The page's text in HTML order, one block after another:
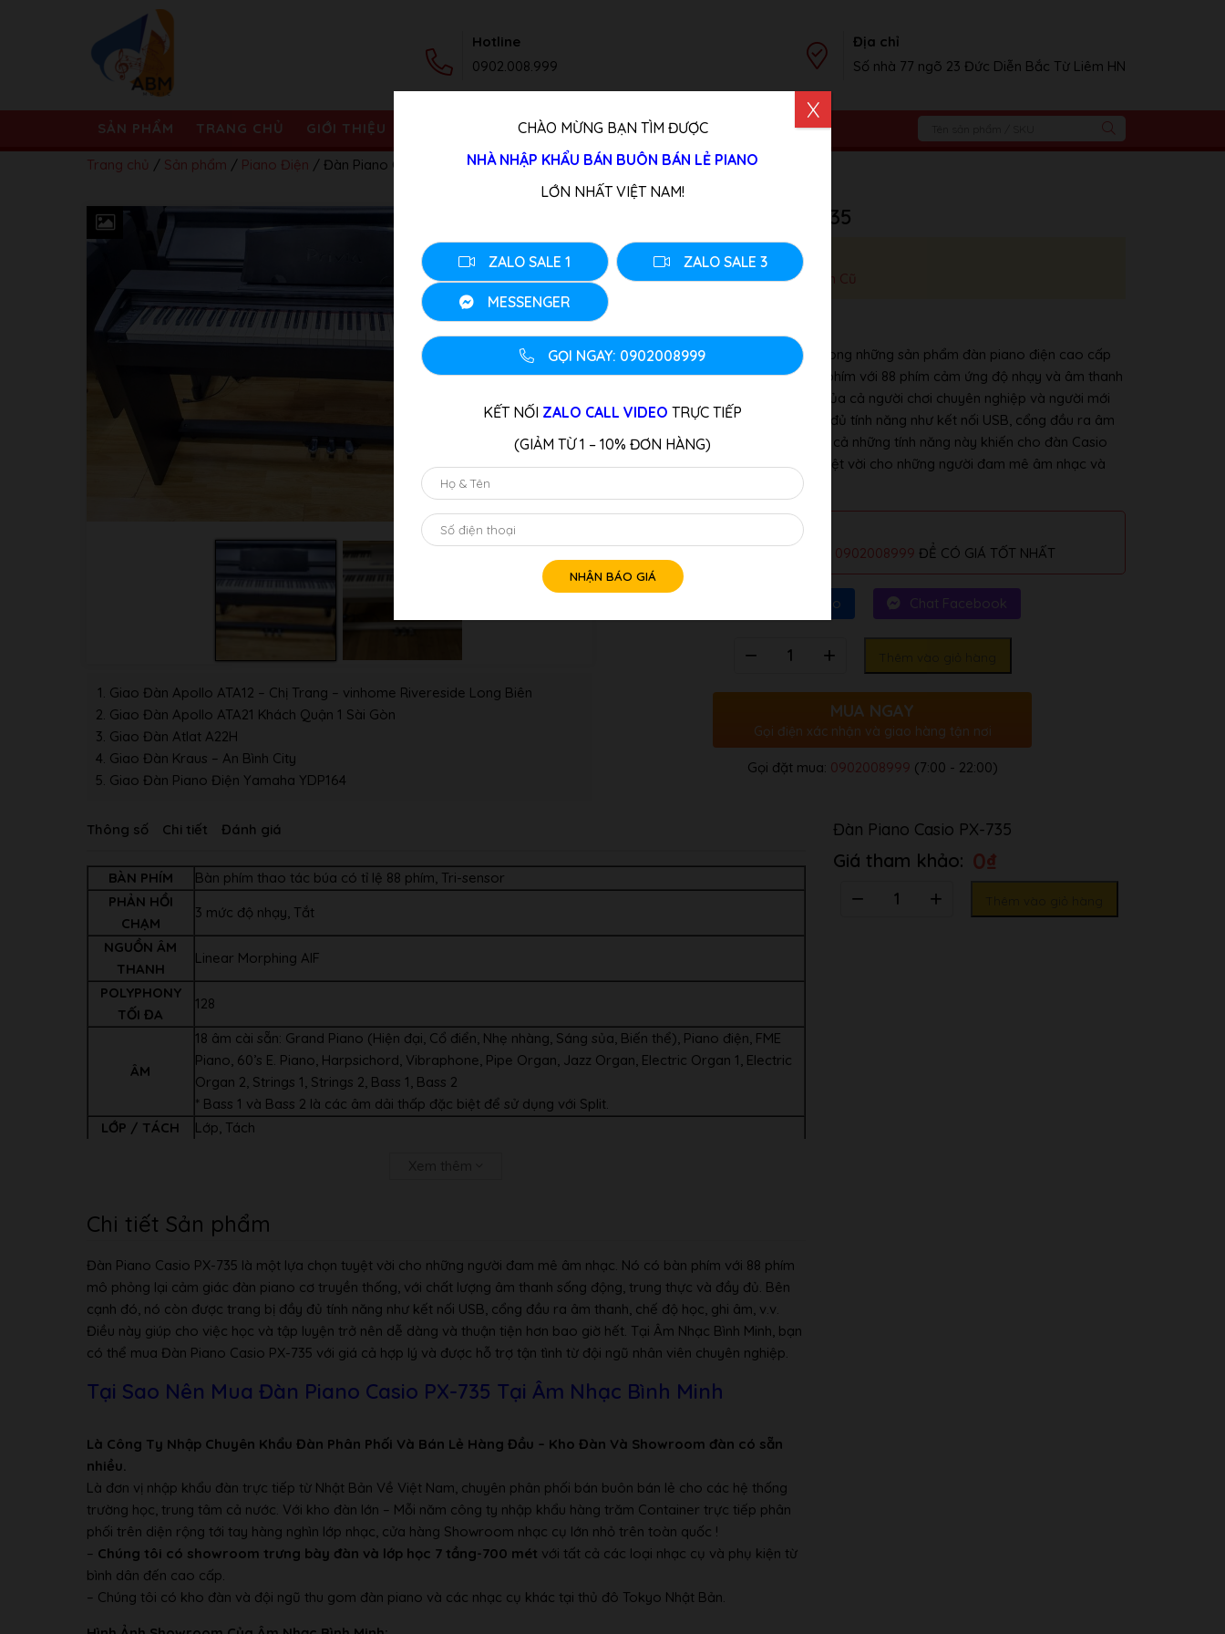
Hotline
0902.008.999
Địa chỉ
Số nhà 77 ngõ 23 Đức Diễn Bắc Từ Liêm HN
SẢN PHẨM TRANG CHỦ GIỚI THIỆU TIN TỨC LIÊN HỆ
Trang chủ / Sản phẩm / Piano Điện / Đàn Piano Casio PX-735
Giao Đàn Apollo ATA12 – Chị Trang – vinhome Rivereside Long Biên
Giao Đàn Apollo ATA21 Khách Quận 1 Sài Gòn
Giao Đàn Atlat A22H
Giao Đàn Kraus – An Bình City
Giao Đàn Piano Điện Yamaha YDP164
Đàn Piano Casio PX-735
Tình trang: Liên Hệ
Loại đàn:Piano Điện,Piano Điện Cũ
Đàn Piano Casio PX-735 là một trong những sản phẩm đàn piano điện cao cấp
của Casio. Nó được trang bị bàn phím với 88 phím cảm ứng độ nhạy và âm thanh
vượt trội, đáp ứng được nhu cầu của cả người chơi chuyên nghiệp và người mới
bắt đầu. Ngoài ra, nó còn có đầy đủ tính năng như kết nối USB, cổng đầu ra âm
thanh, chế độ học, ghi âm, v.v. Tất cả những tính năng này khiến cho đàn Casio
PX-735 trở thành một lựa chọn tuyệt vời cho những người đam mê âm nhạc và
0902008999 ĐỂ CÓ GIÁ TỐT NHẤT
Tư vấn Zalo Chat Facebook
Thêm vào giỏ hàng
MUA NGAY
Gọi điện xác nhận và giao hàng tận nơi
Gọi đặt mua: 0902008999 (7:00 - 22:00)
Thông số Chi tiết Đánh giá
BÀN PHÍM
Bàn phím thao tác búa có tỉ lệ 88 phím, Tri-sensor
PHẢN HỒI
CHẠM
3 mức độ nhạy, Tắt
NGUỒN ÂM
THANH
Linear Morphing AIF
POLYPHONY
TỐI ĐA
128
ÂM
18 âm cài sẵn: Grand Piano (Hiện đại, Cổ điển, Nhẹ nhàng, Sáng sủa, Biến thể), Piano điện, FME
Piano, 60’s E. Piano, Harpsichord, Vibraphone, Pipe Organ, Jazz Organ, Electric Organ 1, Electric
Organ 2, Strings 1, Strings 2, Bass 1, Bass 2
* Bass 1 và Bass 2 là các âm dải thấp đặc biệt để sử dụng với Split.
LỚP / TÁCH
Lớp, Tách
SẴN
HÁT
CHỨC NĂNG
BÀI HỌC
Phần bật / tắt (Phần bài học: tay phải / tay trái)
MÁY ĐẾM NHỊP Nhịp: 0, 2, 3, 4, 5, 6 (Khoảng nhịp độ: nốt quý = 20 đến 255)
MÁY GHI ÂM
2 bản nhạc x 1 bài hát, tối đa khoảng 5.000 nốt nhạc, ghi âm / phát lại thời gian thực
CAC CHƯC
NĂNG KHAC
Nút đại dương cầm x 2 (Hiện đại, Cổ điển, Dịu dàng), nút piano điện
Hàm song tấu
Kéo dài giai điệu (tích hợp trong âm piano)
Khóa bảng điều khiển
Nắp bàn phím trượt
KEY
TRANSPOSE
25 bước (-12 đến +12 nửa cung)
KIỂM SOÁT
A4 = xấp xỉ 440 Hz ± 99 xu
Chi tiết Sản phẩm
Đàn Piano Casio PX-735 là một lựa chọn tuyệt vời cho những người đam mê âm nhạc. Nó có bàn phím với 88 phím
mô phỏng lại cảm giác đàn piano cơ truyền thống, với chất lượng âm thanh sống động, trung thực và đầy đủ. Bên
cạnh đó, nó còn được trang bị đầy đủ tính năng như kết nối USB, cổng đầu ra âm thanh, chế độ học, ghi âm, v.v.
Điều này giúp cho việc học và tập luyện trở nên dễ dàng và thuận tiện hơn bao giờ hết. Tại Âm Nhạc Bình Minh, bạn
có thể mua Đàn Piano Casio PX-735 với giá cả hợp lý và được hỗ trợ tận tình từ đội ngũ nhân viên chuyên nghiệp.
Tại Sao Nên Mua Đàn Piano Casio PX-735 Tại Âm Nhạc Bình Minh
Là Công Ty Nhập Chuyên Khẩu Đàn Phân Phối Và Bán Lẻ Hàng Đầu – Kho Đàn Và Showroom đàn có sẵn
nhiều.
Là đơn vị nhập khẩu đàn trực tiếp từ Nhật Bản Về Việt Nam, chuyên phân phối bán buôn bán lẻ cho các hệ thống
trường học, trung tâm cả nước. Với kho đàn lớn – Mỗi năm công ty nhập khẩu hàng trăm Container trực tiếp phân
phối trên diện rộng tới tay hàng nghìn lớp nhạc, cửa hàng Showroom nhạc cụ lớn nhỏ trên toàn quốc !
– Chúng tôi có showroom trưng bày đàn và lớp học 7 tầng-700 mét với tất cả các loại nhạc cụ và phụ kiện từ
bình dân đến cao cấp.
– Chúng tôi có kho đàn và đội ngũ thu gom đàn piano và các nhạc cụ khác tại thủ đô Tokyo Nhật Bản.
Đàn Piano Casio PX-735
0₫
CHÀO MỪNG BẠN TÌM ĐƯỢC
NHÀ NHẬP KHẨU BÁN BUÔN BÁN LẺ PIANO
LỚN NHẤT VIỆT NAM!
ZALO SALE 1 ZALO SALE 3
MESSENGER
GỌI NGAY: 0902008999
KẾT NỐI ZALO CALL VIDEO TRỰC TIẾP
(GIẢM TỪ 1 – 10% ĐƠN HÀNG)
X